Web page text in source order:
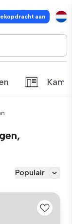
aan
Populair